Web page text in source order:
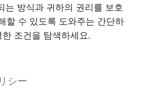
는 방식과 귀하의 권리를 보호
할 수 있도록 도와주는 간단하
한 조건을 탐색하세요.
シー